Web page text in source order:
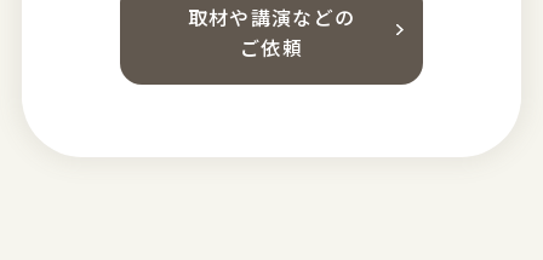
取材や講演などの
ご依頼